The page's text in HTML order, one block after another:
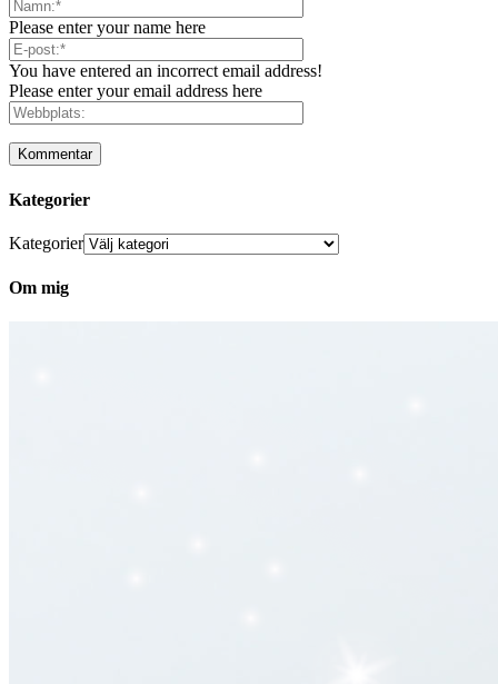
Please enter your name here
You have entered an incorrect email address!
Please enter your email address here
Kategorier
Kategorier
Om mig